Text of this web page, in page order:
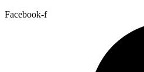
Facebook-f